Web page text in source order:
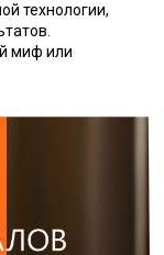
технологии,
миф или